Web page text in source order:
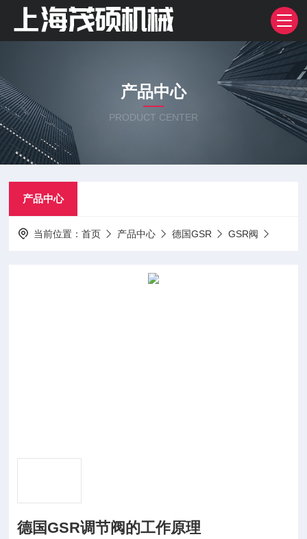
产品中心
PRODUCT CENTER
产品中心
当前位置：首页 产品中心 德国GSR GSR阀
德国GSR调节阀的工作原理